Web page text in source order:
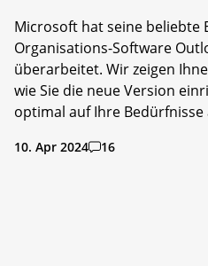
Microsoft hat seine beliebte
Organisations-Software
überarbeitet. Wir zeigen
wie Sie die neue Version
optimal auf Ihre Bedürfnisse
10. Apr 2024 16